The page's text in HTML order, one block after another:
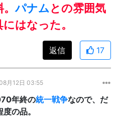
。パナムとの雰囲気
はなった。
返信 17
月12日 03:55
年終の統一戦争なので、だ
の品。